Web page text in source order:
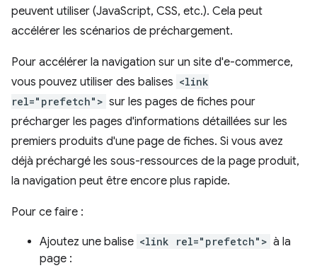
peuvent utiliser (JavaScript, CSS, etc.). Cela peut
accélérer les scénarios de préchargement.
Pour accélérer la navigation sur un site d'e-commerce,
vous pouvez utiliser des balises <link
rel="prefetch"> sur les pages de fiches pour
précharger les pages d'informations détaillées sur les
premiers produits d'une page de fiches. Si vous avez
déjà préchargé les sous-ressources de la page produit,
la navigation peut être encore plus rapide.
Pour ce faire :
Ajoutez une balise <link rel="prefetch"> à la
page :